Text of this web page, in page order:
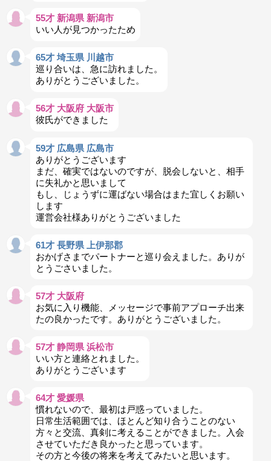
55才 新潟県 新潟市
いい人が見つかったため
65才 埼玉県 川越市
巡り合いは、急に訪れました。
ありがとうございました。
56才 大阪府 大阪市
彼氏ができました
59才 広島県 広島市
ありがとうございます
まだ、確実ではないのですが、脱会しないと、相手
に失礼かと思いまして
もし、じょうずに運ばない場合はまた宜しくお願い
します
運営会社様ありがとうございました
61才 長野県 上伊那郡
おかげさまでパートナーと巡り会えました。ありが
とうごさいました。
57才 大阪府
お気に入り機能、メッセージで事前アプローチ出来
たの良かったです。ありがとうございました。
57才 静岡県 浜松市
いい方と連絡とれました。
ありがとうございます
64才 愛媛県
慣れないので、最初は戸惑っていました。
日常生活範囲では、ほとんど知り合うことのない
方々と交流、真剣に考えることができました。入会
させていただき良かったと思っています。
その方と今後の将来を考えてみたいと思います。